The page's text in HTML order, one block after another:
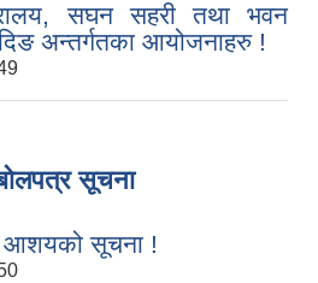
सघन सहरी तथा भवन
अन्तर्गतका आयोजनाहरु !
सूचना
आशयको सूचना !